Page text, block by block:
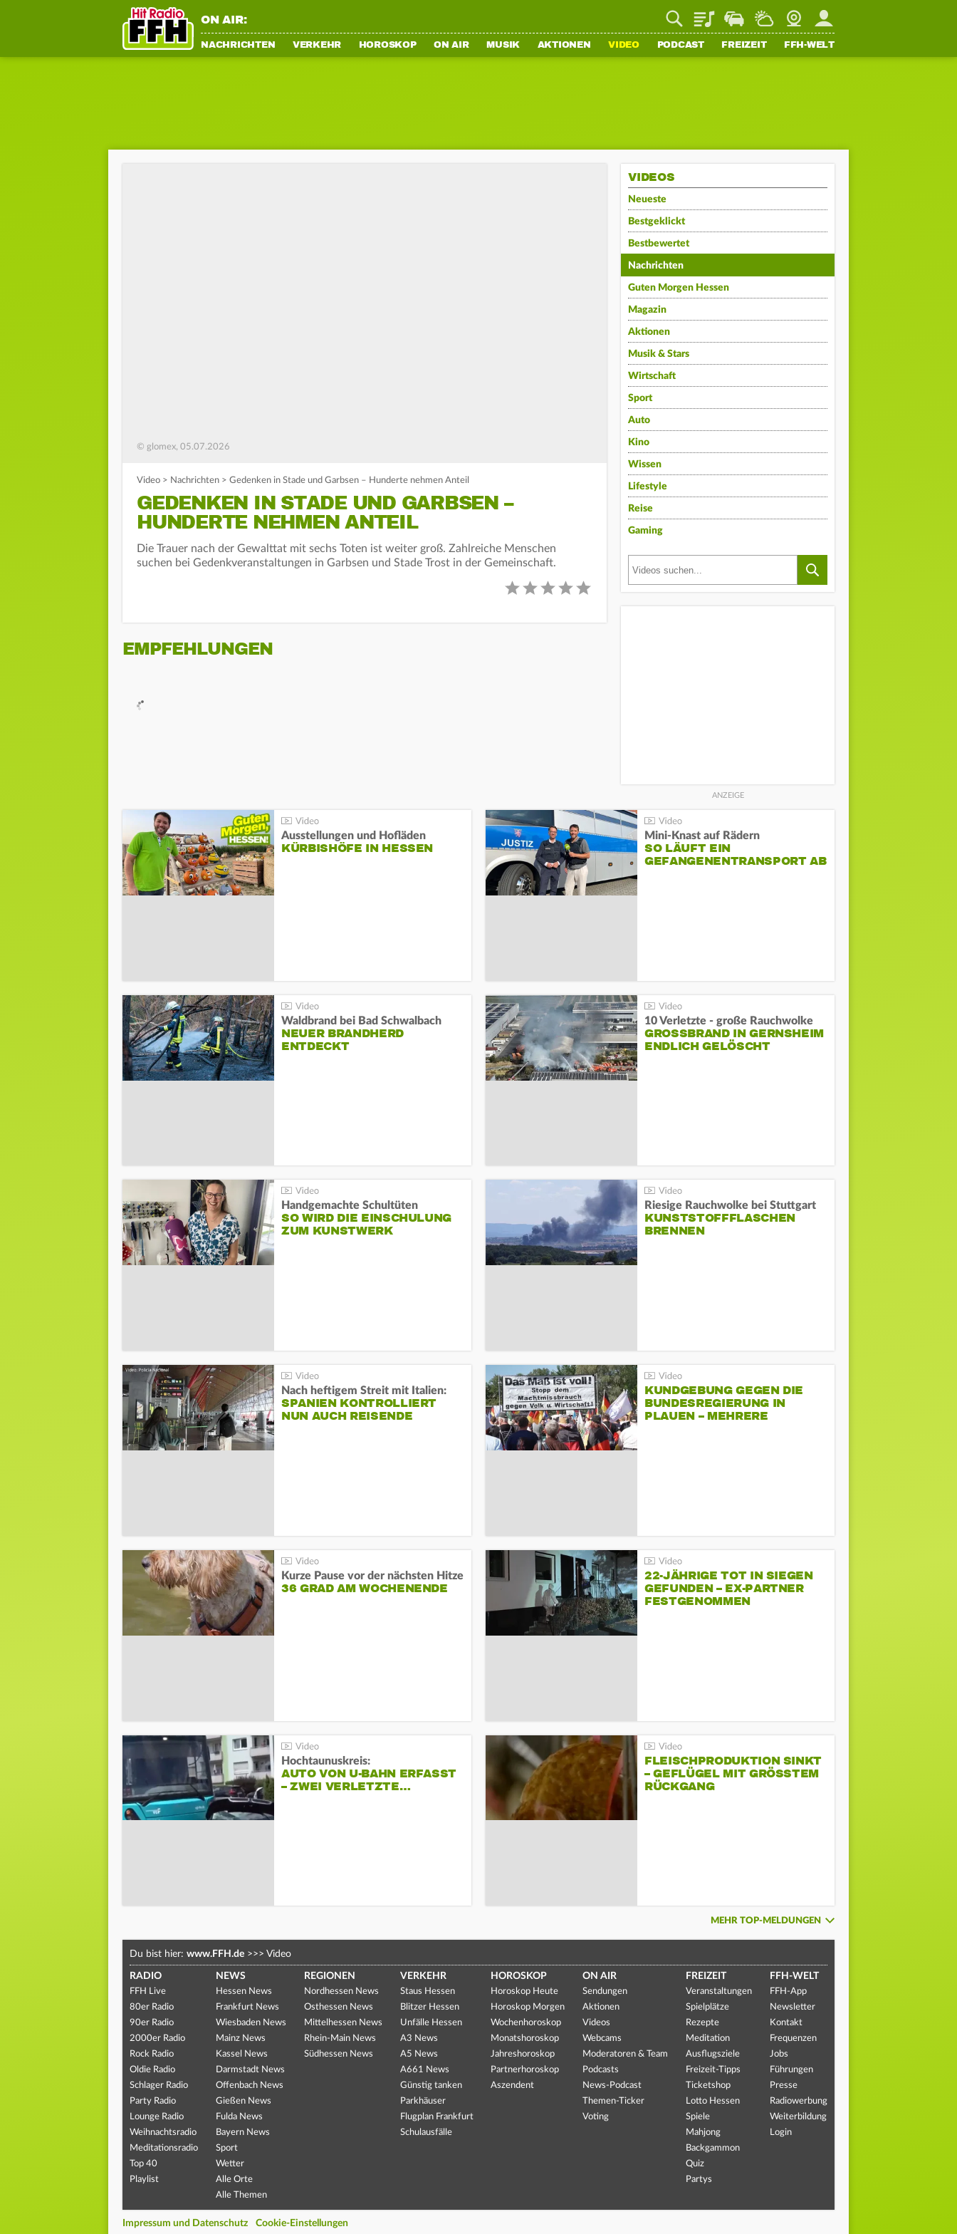
ON AIR: PlaylistStaupilotWetterWebcamMein FFH
NACHRICHTEN VERKEHR HOROSKOP ON AIR MUSIK AKTIONEN VIDEO PODCAST FREIZEIT FFH-WELT
© glomex, 05.07.2026
Video > Nachrichten > Gedenken in Stade und Garbsen – Hunderte nehmen Anteil
GEDENKEN IN STADE UND GARBSEN –
HUNDERTE NEHMEN ANTEIL
Die Trauer nach der Gewalttat mit sechs Toten ist weiter groß. Zahlreiche Menschen
suchen bei Gedenkveranstaltungen in Garbsen und Stade Trost in der Gemeinschaft.
EMPFEHLUNGEN
VIDEOS
Neueste
Bestgeklickt
Bestbewertet
Nachrichten
Guten Morgen Hessen
Magazin
Aktionen
Musik & Stars
Wirtschaft
Sport
Auto
Kino
Wissen
Lifestyle
Reise
Gaming
Ausstellungen und Hofläden
KÜRBISHÖFE IN HESSEN
Mini-Knast auf Rädern
SO LÄUFT EIN
GEFANGENENTRANSPORT AB
Waldbrand bei Bad Schwalbach
NEUER BRANDHERD
ENTDECKT
10 Verletzte - große Rauchwolke
GROSSBRAND IN GERNSHEIM E
NDLICH GELÖSCHT
Handgemachte Schultüten
SO WIRD DIE EINSCHULUNG
ZUM KUNSTWERK
Riesige Rauchwolke bei Stuttgart
KUNSTSTOFFFLASCHEN
BRENNEN
Nach heftigem Streit mit Italien:
SPANIEN KONTROLLIERT
NUN AUCH REISENDE
KUNDGEBUNG GEGEN DIE
BUNDESREGIERUNG IN
PLAUEN – MEHRERE
Kurze Pause vor der nächsten Hitze
36 GRAD AM WOCHENENDE
22-JÄHRIGE TOT IN SIEGEN
GEFUNDEN – EX-PARTNER
FESTGENOMMEN
Hochtaunuskreis:
AUTO VON U-BAHN ERFASST
– ZWEI VERLETZTE…
FLEISCHPRODUKTION SINKT
– GEFLÜGEL MIT GRÖSSTEM R
ÜCKGANG
MEHR TOP-MELDUNGEN
Du bist hier: www.FFH.de >>> Video
RADIO
FFH Live
80er Radio
90er Radio
2000er Radio
Rock Radio
Oldie Radio
Schlager Radio
Party Radio
Lounge Radio
Weihnachtsradio
Meditationsradio
Top 40
Playlist
NEWS
Hessen News
Frankfurt News
Wiesbaden News
Mainz News
Kassel News
Darmstadt News
Offenbach News
Gießen News
Fulda News
Bayern News
Sport
Wetter
Alle Orte
Alle Themen
REGIONEN
Nordhessen News
Osthessen News
Mittelhessen News
Rhein-Main News
Südhessen News
VERKEHR
Staus Hessen
Blitzer Hessen
Unfälle Hessen
A3 News
A5 News
A661 News
Günstig tanken
Parkhäuser
Flugplan Frankfurt
Schulausfälle
HOROSKOP
Horoskop Heute
Horoskop Morgen
Wochenhoroskop
Monatshoroskop
Jahreshoroskop
Partnerhoroskop
Aszendent
ON AIR
Sendungen
Aktionen
Videos
Webcams
Moderatoren & Team
Podcasts
News-Podcast
Themen-Ticker
Voting
FREIZEIT
Veranstaltungen
Spielplätze
Rezepte
Meditation
Ausflugsziele
Freizeit-Tipps
Ticketshop
Lotto Hessen
Spiele
Mahjong
Backgammon
Quiz
Partys
FFH-WELT
FFH-App
Newsletter
Kontakt
Frequenzen
Jobs
Führungen
Presse
Radiowerbung
Weiterbildung
Login
Impressum und Datenschutz Cookie-Einstellungen